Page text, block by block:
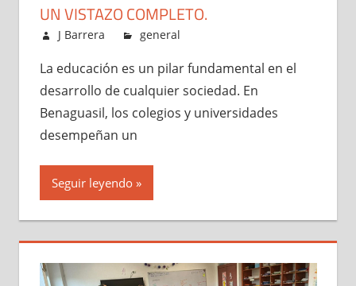
UN VISTAZO COMPLETO.
julio 18, 2024
J Barrera general
La educación es un pilar fundamental en el
desarrollo de cualquier sociedad. En
Benaguasil, los colegios y universidades
desempeñan un
Seguir leyendo